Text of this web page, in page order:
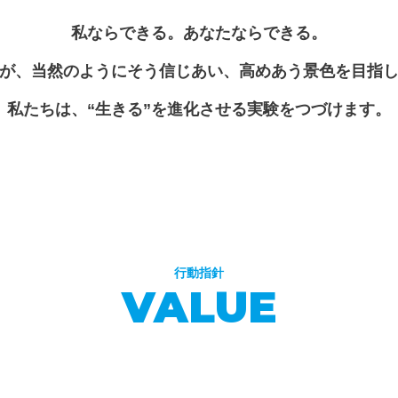
私ならできる。あなたならできる。
、当然のようにそう信じあい、高めあう景色を目指
私たちは、“生きる”を進化させる実験をつづけます。
行動指針
VALUE